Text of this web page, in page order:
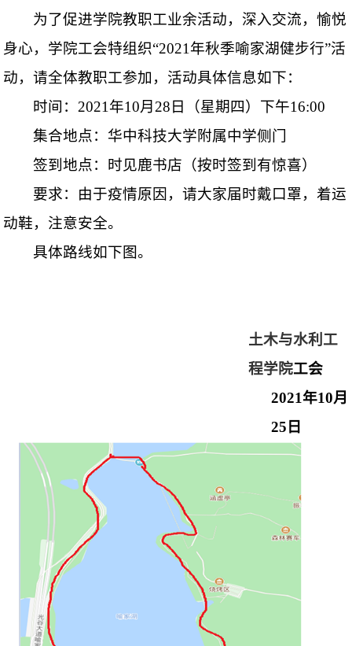
为了促进学院教职工业余活动，深入交流，愉悦
身心，学院工会特组织“2021年秋季喻家湖健步行”活
动，请全体教职工参加，活动具体信息如下：
时间： 2021年10月 28 日（星期四）下午16:00
集合地点：华中科技大学附属中学侧门
签到地点：时见鹿书店（按时签到有惊喜）
要求：由于疫情原因，请大家届时戴口罩，着运
动鞋，注意安全。
具体路线如下图。
土木与水利工
程学院工会
2021年10月
25 日